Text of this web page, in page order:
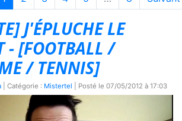
J'ÉPLUCHE LE
- [FOOTBALL /
/ TENNIS]
| Catégorie : Mistertel | Posté le 07/05/2012 à 17:03